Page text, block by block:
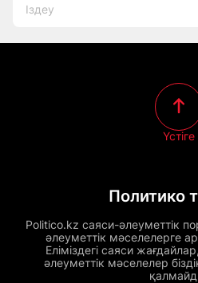
Политико
Politico.kz саяси-әлеуметтік
әлеуметтік мәселелерге
Еліміздегі саяси
әлеуметтік мәселелер
Үстіге